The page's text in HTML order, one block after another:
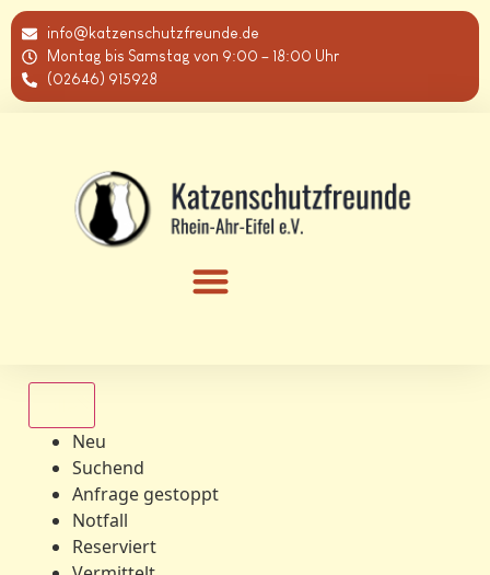
info@katzenschutzfreunde.de
Montag bis Samstag von 9:00 – 18:00 Uhr
(02646) 915928
Neu
Suchend
Anfrage gestoppt
Notfall
Reserviert